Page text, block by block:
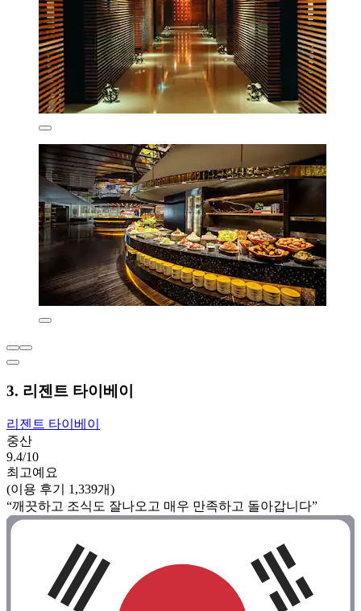
3. 리젠트 타이베이
리젠트 타이베이
중산
9.4/10
최고예요
(이용 후기 1,339개)
“깨끗하고 조식도 잘나오고 매우 만족하고 돌아갑니다”